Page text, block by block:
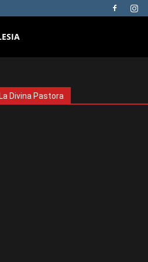
La Divina Pastora